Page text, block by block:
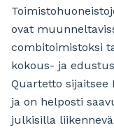
ovat
combitoimistoksi
kokous- ja
Quartetto sijaitsee
ja on helposti
julkisilla